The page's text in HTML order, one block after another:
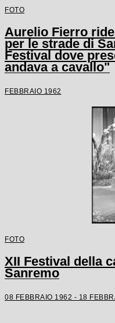
FOTO
Aurelio Fierro
per le strade di
Festival dove
andava a cavallo"
FEBBRAIO 1962
FOTO
XII Festival della
Sanremo
08 FEBBRAIO 1962 - 18